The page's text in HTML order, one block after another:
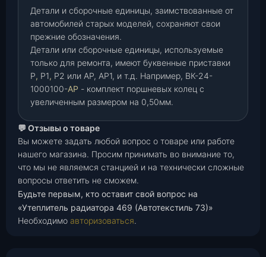
Детали и сборочные единицы, заимствованные от
автомобилей старых моделей, сохраняют свои
прежние обозначения.
Детали или сборочные единицы, используемые
только для ремонта, имеют буквенные приставки
Р, Р1, Р2 или АР, АР1, и т.д. Например, ВК-24-
1000100-АР - комплект поршневых колец с
увеличенным размером на 0,50мм.
💬 Отзывы о товаре
Вы можете задать любой вопрос о товаре или работе
нашего магазина. Просим принимать во внимание то,
что мы не являемся станцией и на технически сложные
вопросы ответить не сможем.
Будьте первым, кто оставит свой вопрос на
«Утеплитель радиатора 469 (Автотекстиль 73)»
Необходимо авторизоваться.